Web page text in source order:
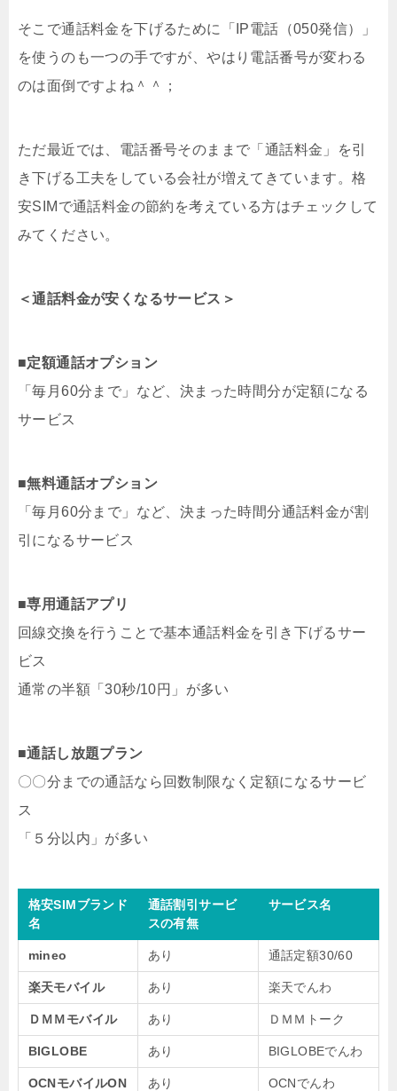
そこで通話料金を下げるために「IP電話（050発信）」
を使うのも一つの手ですが、やはり電話番号が変わる
のは面倒ですよね＾＾；
ただ最近では、電話番号そのままで「通話料金」を引
き下げる工夫をしている会社が増えてきています。格
安SIMで通話料金の節約を考えている方はチェックして
みてください。
＜通話料金が安くなるサービス＞
■定額通話オプション
「毎月60分まで」など、決まった時間分が定額になる
サービス
■無料通話オプション
「毎月60分まで」など、決まった時間分通話料金が割
引になるサービス
■専用通話アプリ
回線交換を行うことで基本通話料金を引き下げるサー
ビス
通常の半額「30秒/10円」が多い
■通話し放題プラン
〇〇分までの通話なら回数制限なく定額になるサービ
ス
「５分以内」が多い
格安SIMブランド
名
通話割引サービ
スの有無
サービス名
mineo あり 通話定額30/60
楽天モバイル あり 楽天でんわ
ＤＭＭモバイル あり ＤＭＭトーク
BIGLOBE あり BIGLOBEでんわ
OCNモバイルON
あり OCNでんわ